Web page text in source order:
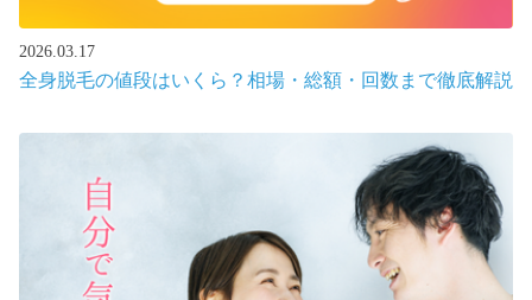
2026.03.17
全身脱毛の値段はいくら？相場・総額・回数まで徹底解説